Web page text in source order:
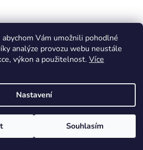
abychom Vám umožnili pohodlné
analýze provozu webu neustále
výkon a použitelnost. Více
Nastavení
Souhlasím